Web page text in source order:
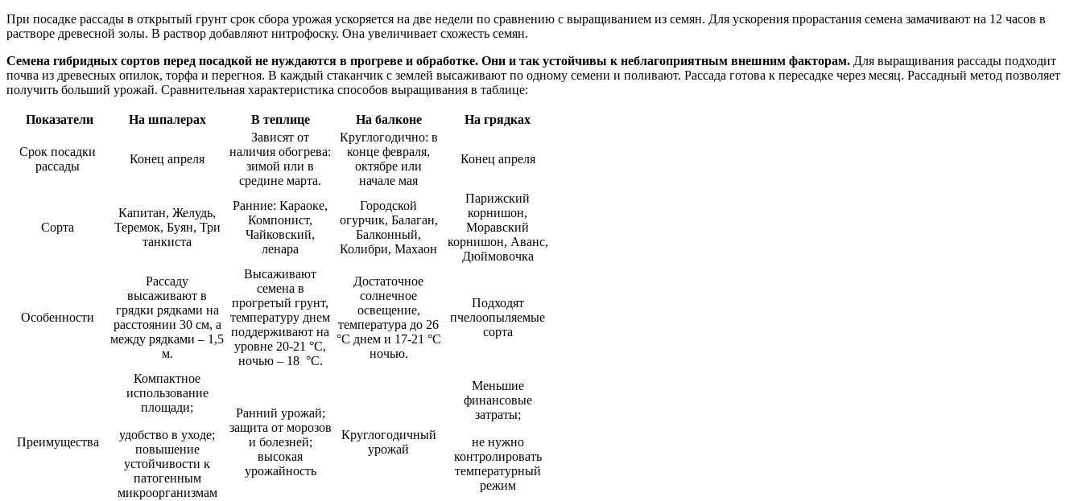
При посадке рассады в открытый грунт срок сбора урожая ускоряется на две недели по сравнению с выращиванием из семян. Для ускорения прорастания семена замачивают на 12 часов в
растворе древесной золы. В раствор добавляют нитрофоску. Она увеличивает схожесть семян.
Семена гибридных сортов перед посадкой не нуждаются в прогреве и обработке. Они и так устойчивы к неблагоприятным внешним факторам. Для выращивания рассады подходит
почва из древесных опилок, торфа и перегноя. В каждый стаканчик с землей высаживают по одному семени и поливают. Рассада готова к пересадке через месяц. Рассадный метод позволяет
получить больший урожай. Сравнительная характеристика способов выращивания в таблице:
Показатели На шпалерах В теплице На балконе На грядках
Срок посадки
рассады
Конец апреля
Зависят от
наличия обогрева:
зимой или в
средине марта.
Круглогодично: в
конце февраля,
октябре или
начале мая
Конец апреля
Сорта
Капитан, Желудь,
Теремок, Буян, Три
танкиста
Ранние: Караоке,
Компонист,
Чайковский,
ленара
Городской
огурчик, Балаган,
Балконный,
Колибри, Махаон
Парижский
корнишон,
Моравский
корнишон, Аванс,
Дюймовочка
Особенности
Рассаду
высаживают в
грядки рядками на
расстоянии 30 см, а
между рядками – 1,5
м.
Высаживают
семена в
прогретый грунт,
температуру днем
поддерживают на
уровне 20-21 °С,
ночью – 18 °С.
Достаточное
солнечное
освещение,
температура до 26
°С днем и 17-21 °С
ночью.
Подходят
пчелоопыляемые
сорта
Преимущества
Компактное
использование
площади;
удобство в уходе;
повышение
устойчивости к
патогенным
микроорганизмам
Ранний урожай;
защита от морозов
и болезней;
высокая
урожайность
Круглогодичный
урожай
Меньшие
финансовые
затраты;
не нужно
контролировать
температурный
режим